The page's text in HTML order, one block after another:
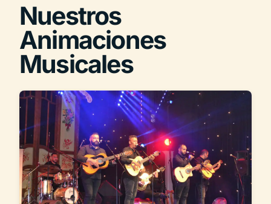
Nuestros
Animaciones
Musicales